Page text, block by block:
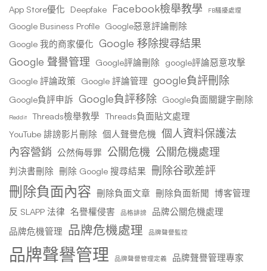
App Store優化 Deepfake Facebook檢舉教學 FB騷擾處理
Google Business Profile Google惡意評論刪除
Google 我的商家優化 Google 移除搜尋結果
Google 聲譽管理 Google評論刪除 google評論惡意攻擊
Google 評論政策 Google 評論管理 google負評刪除
Google負評申訴 Google負評移除 Google負面關鍵字刪除
Reddit Threads檢舉教學 Threads負面貼文處理
YouTube 誹謗影片刪除 個人聲譽危機 個人資料保護法
內容營銷 公然侮辱罪 公關危機 公關危機處理
判決書刪除 刪除 Google 搜尋結果 刪除谷歌差評
刪除負面內容 刪除負面文章 刪除負面新聞 博客管理
反 SLAPP 法律 名譽權侵害 品格誹謗
品牌公關危機處理
品牌危機管理 品牌危機處理 品牌聲譽監控
品牌聲譽管理 品牌聲譽管理定義 品牌聲譽管理專家